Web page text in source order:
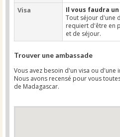
Visa
Il vous faudra un
Tout séjour d'une
requiert d'être en
et de séjour.
Trouver une ambassade
Vous avez besoin d'un visa ou
Nous avons recensé pour vous
de Madagascar.